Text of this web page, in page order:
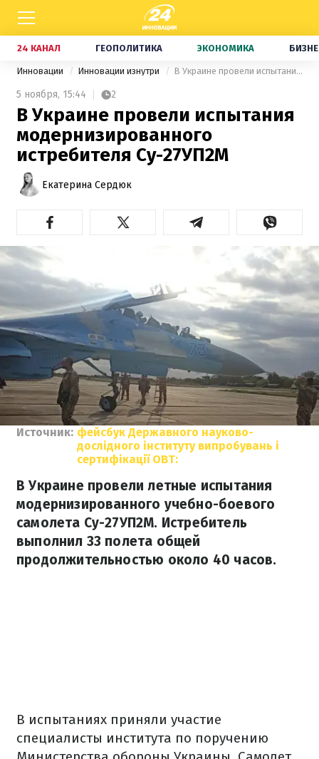
24 КАНАЛ ГЕОПОЛИТИКА ЭКОНОМИКА
Инновации Инновации изнутри В Украине провели испытания модернизированного истребителя Су-27УП2М
5 ноября, 15:44 2
В Украине провели испытания
модернизированного
истребителя Су-27УП2М
Екатерина Сердюк
Источник: фейсбук Державного науково-
дослідного інституту випробувань і
сертифікації ОВТ:
В Украине провели летные испытания
модернизированного учебно-боевого
самолета Су-27УП2М. Истребитель
выполнил 33 полета общей
продолжительностью около 40 часов.
В испытаниях приняли участие
специалисты института по поручению